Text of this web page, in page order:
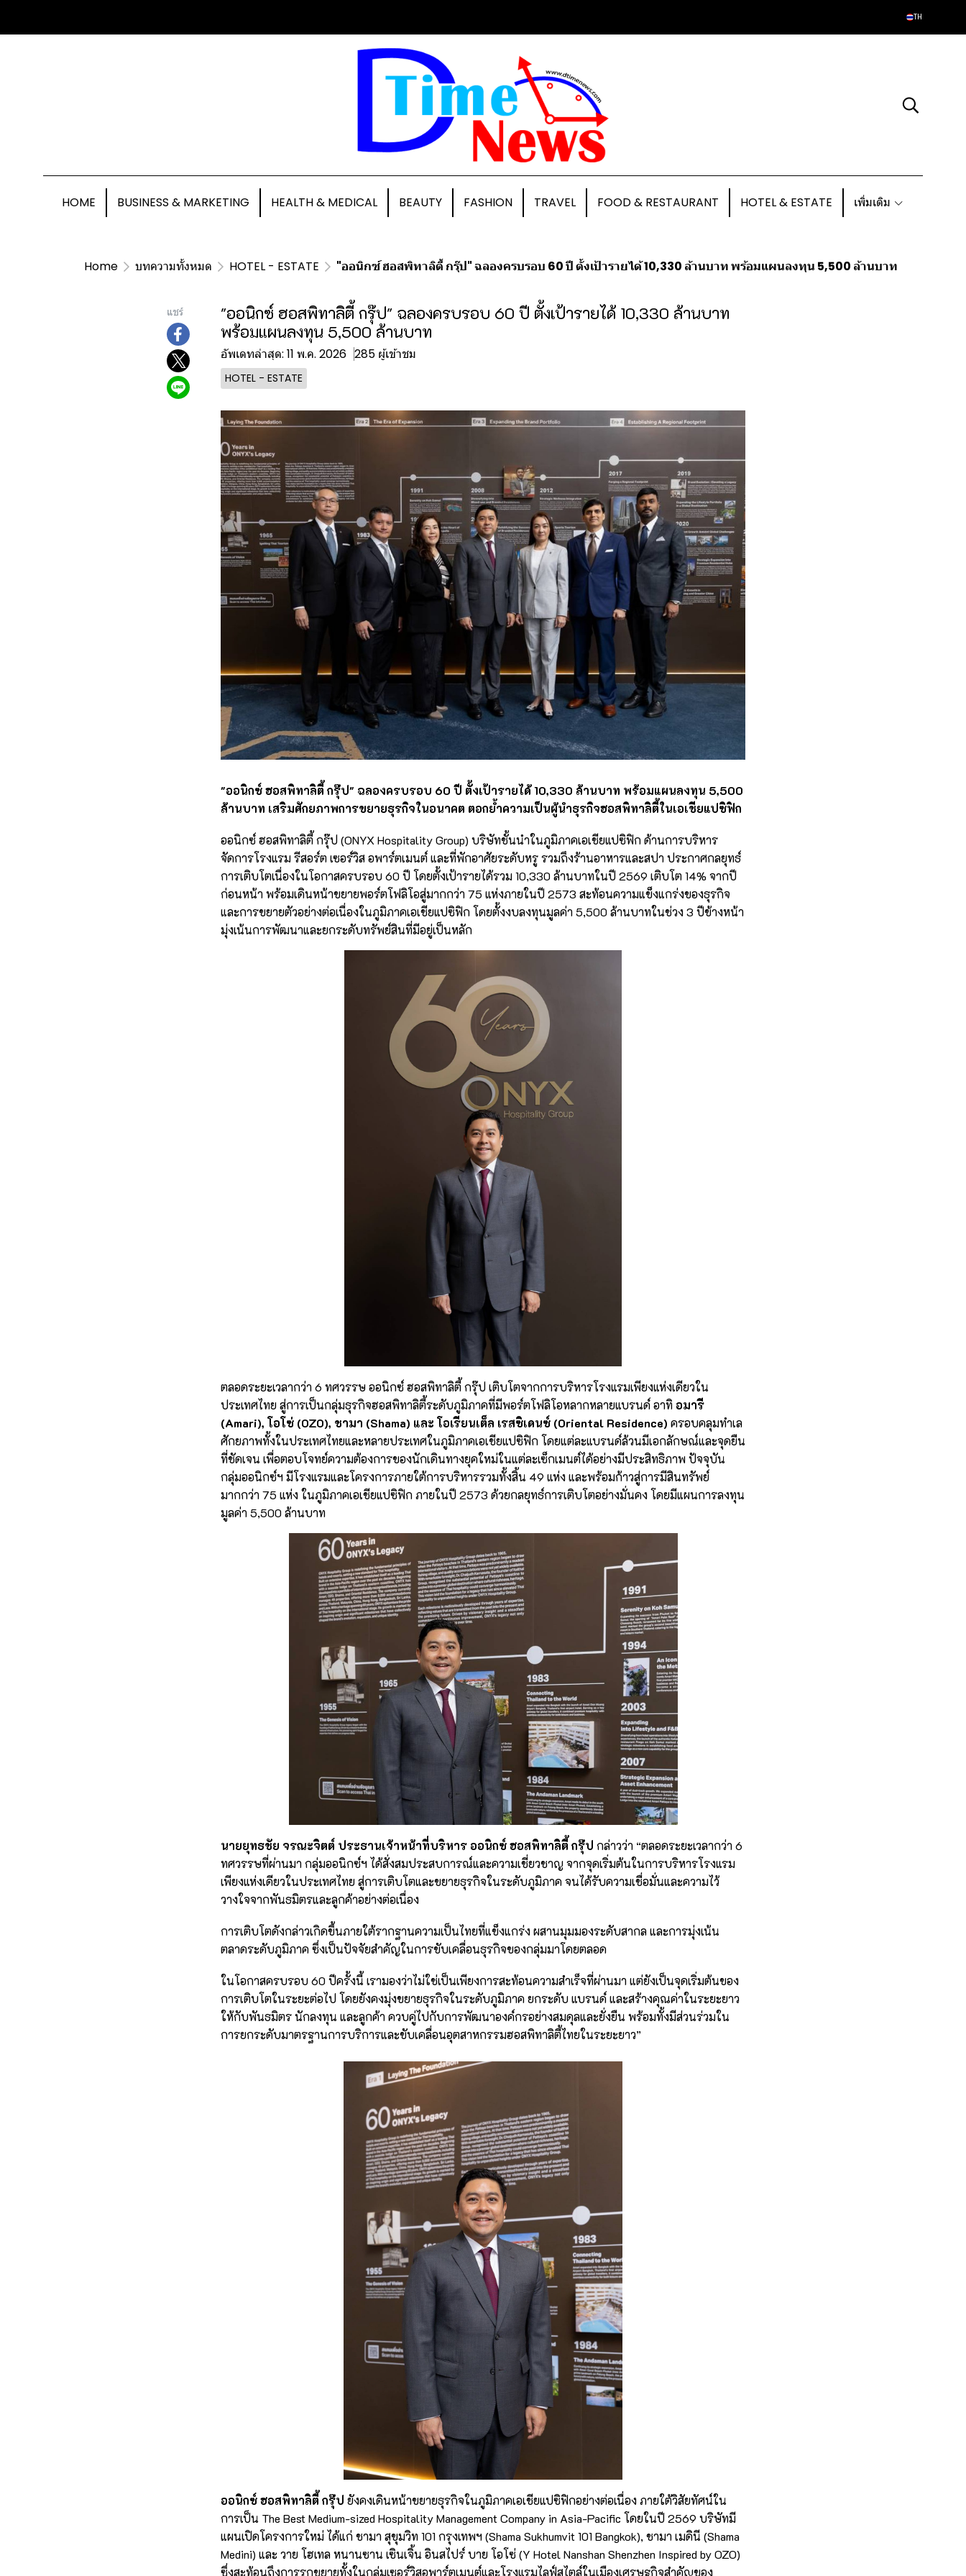
TH
HOME BUSINESS & MARKETING HEALTH & MEDICAL BEAUTY FASHION TRAVEL FOOD & RESTAURANT HOTEL & ESTATE เพิ่มเติม
Home บทความทั้งหมด HOTEL - ESTATE "ออนิกซ์ ฮอสพิทาลิตี้ กรุ๊ป" ฉลองครบรอบ 60 ปี ตั้งเป้ารายได้ 10,330 ล้านบาท พร้อมแผนลงทุน 5,500 ล้านบาท
แชร์
"ออนิกซ์ ฮอสพิทาลิตี้ กรุ๊ป" ฉลองครบรอบ 60 ปี ตั้งเป้ารายได้ 10,330 ล้านบาท
พร้อมแผนลงทุน 5,500 ล้านบาท
อัพเดทล่าสุด: 11 พ.ค. 2026 285 ผู้เข้าชม
HOTEL - ESTATE
"ออนิกซ์ ฮอสพิทาลิตี้ กรุ๊ป" ฉลองครบรอบ 60 ปี ตั้งเป้ารายได้ 10,330 ล้านบาท พร้อมแผนลงทุน 5,500
ล้านบาท เสริมศักยภาพการขยายธุรกิจในอนาคต ตอกย้ำความเป็นผู้นำธุรกิจฮอสพิทาลิตี้ในเอเชียแปซิฟิก
ออนิกซ์ ฮอสพิทาลิตี้ กรุ๊ป (ONYX Hospitality Group) บริษัทชั้นนำในภูมิภาคเอเชียแปซิฟิก ด้านการบริหาร
จัดการโรงแรม รีสอร์ต เซอร์วิส อพาร์ตเมนต์ และที่พักอาศัยระดับหรู รวมถึงร้านอาหารและสปา ประกาศกลยุทธ์
การเติบโตเนื่องในโอกาสครบรอบ 60 ปี โดยตั้งเป้ารายได้รวม 10,330 ล้านบาทในปี 2569 เติบโต 14% จากปี
ก่อนหน้า พร้อมเดินหน้าขยายพอร์ตโฟลิโอสู่มากกว่า 75 แห่งภายในปี 2573 สะท้อนความแข็งแกร่งของธุรกิจ
และการขยายตัวอย่างต่อเนื่องในภูมิภาคเอเชียแปซิฟิก โดยตั้งงบลงทุนมูลค่า 5,500 ล้านบาทในช่วง 3 ปีข้างหน้า
มุ่งเน้นการพัฒนาและยกระดับทรัพย์สินที่มีอยู่เป็นหลัก
ตลอดระยะเวลากว่า 6 ทศวรรษ ออนิกซ์ ฮอสพิทาลิตี้ กรุ๊ป เติบโตจากการบริหารโรงแรมเพียงแห่งเดียวใน
ประเทศไทย สู่การเป็นกลุ่มธุรกิจฮอสพิทาลิตี้ระดับภูมิภาคที่มีพอร์ตโฟลิโอหลากหลายแบรนด์ อาทิ อมารี
(Amari), โอโซ่ (OZO), ชามา (Shama) และ โอเรียนเต็ล เรสซิเดนซ์ (Oriental Residence) ครอบคลุมทำเล
ศักยภาพทั้งในประเทศไทยและหลายประเทศในภูมิภาคเอเชียแปซิฟิก โดยแต่ละแบรนด์ล้วนมีเอกลักษณ์และจุดยืน
ที่ชัดเจน เพื่อตอบโจทย์ความต้องการของนักเดินทางยุคใหม่ในแต่ละเซ็กเมนต์ได้อย่างมีประสิทธิภาพ ปัจจุบัน
กลุ่มออนิกซ์ฯ มีโรงแรมและโครงการภายใต้การบริหารรวมทั้งสิ้น 49 แห่ง และพร้อมก้าวสู่การมีสินทรัพย์
มากกว่า 75 แห่ง ในภูมิภาคเอเชียแปซิฟิก ภายในปี 2573 ด้วยกลยุทธ์การเติบโตอย่างมั่นคง โดยมีแผนการลงทุน
มูลค่า 5,500 ล้านบาท
นายยุทธชัย จรณะจิตต์ ประธานเจ้าหน้าที่บริหาร ออนิกซ์ ฮอสพิทาลิตี้ กรุ๊ป กล่าวว่า “ตลอดระยะเวลากว่า 6
ทศวรรษที่ผ่านมา กลุ่มออนิกซ์ฯ ได้สั่งสมประสบการณ์และความเชี่ยวชาญ จากจุดเริ่มต้นในการบริหารโรงแรม
เพียงแห่งเดียวในประเทศไทย สู่การเติบโตและขยายธุรกิจในระดับภูมิภาค จนได้รับความเชื่อมั่นและความไว้
วางใจจากพันธมิตรและลูกค้าอย่างต่อเนื่อง
การเติบโตดังกล่าวเกิดขึ้นภายใต้รากฐานความเป็นไทยที่แข็งแกร่ง ผสานมุมมองระดับสากล และการมุ่งเน้น
ตลาดระดับภูมิภาค ซึ่งเป็นปัจจัยสำคัญในการขับเคลื่อนธุรกิจของกลุ่มมาโดยตลอด
ในโอกาสครบรอบ 60 ปีครั้งนี้ เรามองว่าไม่ใช่เป็นเพียงการสะท้อนความสำเร็จที่ผ่านมา แต่ยังเป็นจุดเริ่มต้นของ
การเติบโตในระยะต่อไป โดยยังคงมุ่งขยายธุรกิจในระดับภูมิภาค ยกระดับ แบรนด์ และสร้างคุณค่าในระยะยาว
ให้กับพันธมิตร นักลงทุน และลูกค้า ควบคู่ไปกับการพัฒนาองค์กรอย่างสมดุลและยั่งยืน พร้อมทั้งมีส่วนร่วมใน
การยกระดับมาตรฐานการบริการและขับเคลื่อนอุตสาหกรรมฮอสพิทาลิตี้ไทยในระยะยาว”
ออนิกซ์ ฮอสพิทาลิตี้ กรุ๊ป ยังคงเดินหน้าขยายธุรกิจในภูมิภาคเอเชียแปซิฟิกอย่างต่อเนื่อง ภายใต้วิสัยทัศน์ใน
การเป็น The Best Medium-sized Hospitality Management Company in Asia-Pacific โดยในปี 2569 บริษัทมี
แผนเปิดโครงการใหม่ ได้แก่ ชามา สุขุมวิท 101 กรุงเทพฯ (Shama Sukhumvit 101 Bangkok), ชามา เมดินี (Shama
Medini) และ วาย โฮเทล หนานซาน เซินเจิ้น อินสไปร์ บาย โอโซ่ (Y Hotel Nanshan Shenzhen Inspired by OZO)
ซึ่งสะท้อนถึงการรุกขยายทั้งในกลุ่มเซอร์วิสอพาร์ตเมนต์และโรงแรมไลฟ์สไตล์ในเมืองเศรษฐกิจสำคัญของ